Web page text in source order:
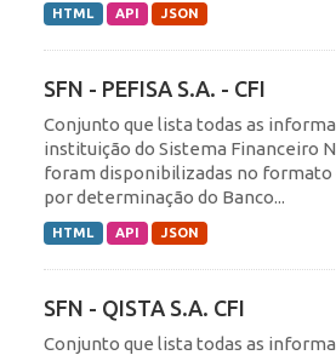
HTML API JSON
SFN - PEFISA S.A. - CFI
Conjunto que lista todas as
instituição do Sistema Financeiro
foram disponibilizadas no formato
por determinação do Banco...
HTML API JSON
SFN - QISTA S.A. CFI
Conjunto que lista todas as